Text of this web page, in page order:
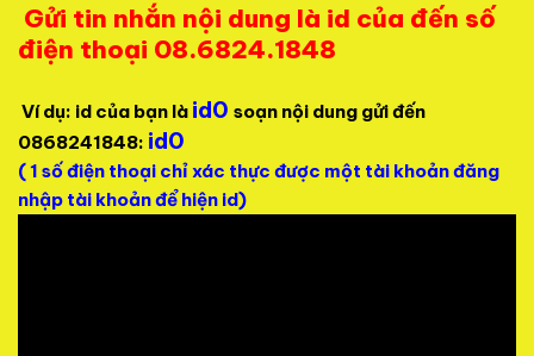
Gửi tin nhắn nội dung là id của đến số
điện thoại 08.6824.1848
Ví dụ: id của bạn là id0 soạn nội dung gửi đến
0868241848: id0
( 1 số điện thoại chỉ xác thực được một tài khoản đăng
nhập tài khoản để hiện id)